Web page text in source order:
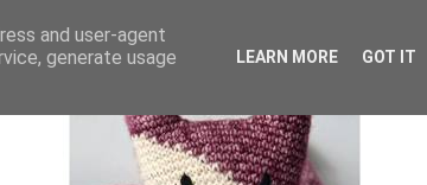
and user-agent
generate usage
LEARN MORE GOT IT